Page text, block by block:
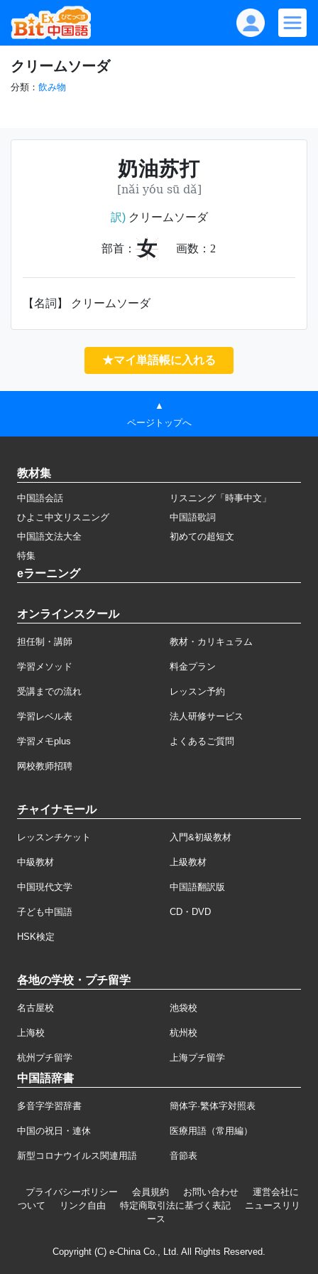
クリームソーダ
分類： 飲み物
奶油苏打
[nǎi yóu sū dǎ]
訳)クリームソーダ
部首： 女 画数： 2
【名詞】 クリームソーダ
★マイ単語帳に入れる
▲
ページトップへ
教材集
中国語会話
リスニング「時事中文」
ひよこ中文リスニング
中国語歌詞
中国語文法大全
初めての超短文
特集
eラーニング
オンラインスクール
担任制・講師 教材・カリキュラム
学習メソッド 料金プラン
受講までの流れ レッスン予約
学習レベル表 法人研修サービス
学習メモplus よくあるご質問
网校教师招聘
チャイナモール
レッスンチケット 入門&初級教材
中級教材 上級教材
中国現代文学 中国語翻訳版
子ども中国語 CD・DVD
HSK検定
各地の学校・プチ留学
名古屋校 池袋校
上海校 杭州校
杭州プチ留学 上海プチ留学
中国語辞書
多音字学習辞書 簡体字·繁体字対照表
中国の祝日・連休 医療用語（常用編）
新型コロナウイルス関連用語 音節表
プライバシーポリシー 会員規約 お問い合わせ
運営会社に
ついて
リンク自由 特定商取引法に基づく表記
ニュースリリ
ース
Copyright (C) e-China Co., Ltd. All Rights Reserved.